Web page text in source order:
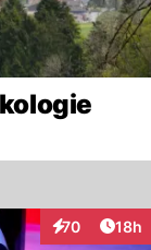
70
Interaktionen
18h